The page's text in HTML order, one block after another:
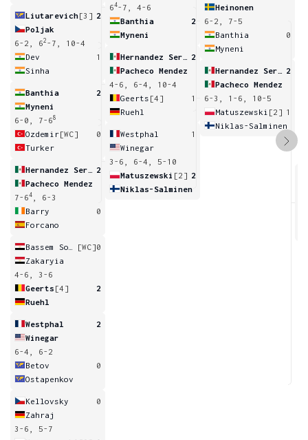
Liutarevich[3] 2
Poljak
6-2, 62 -7, 10-4
Dev
1
Sinha
Banthia
2
Myneni
6-0, 7-68
Ozdemir[WC]
0
Turker
2
Pacheco Mendez
7-64
, 6-3
Barry
0
Forcano
[WC]0
Zakaryia
4-6, 3-6
Geerts [4]
2
Ruehl
Westphal
2
Winegar
6-4, 6-2
Betov
0
Ostapenkov
Kellovsky
0
Zahraj
3-6, 5-7
64-7, 4-6
Banthia
2
Myneni
2
Pacheco Mendez
4-6, 6-4, 10-4
Geerts [4]
1
Ruehl
Westphal
1
Winegar
3-6, 6-4, 5-10
Matuszewski [2] 2
Niklas-Salminen
Heinonen
6-2, 7-5
Banthia
0
Myneni
2
Pacheco Mendez
6-3, 1-6, 10-5
Matuszewski [2] 1
Niklas-Salminen